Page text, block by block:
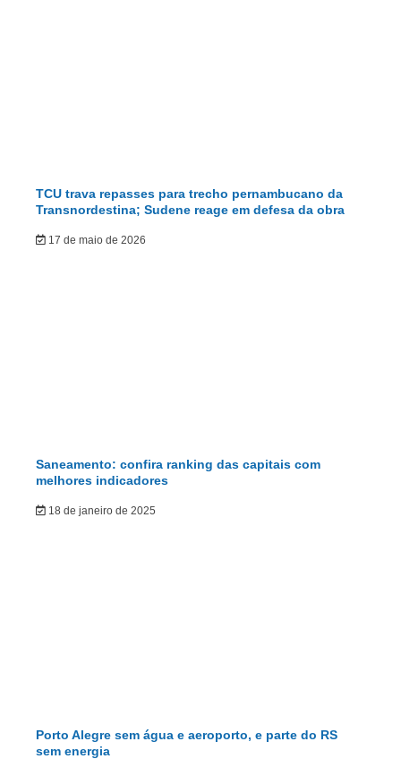
TCU trava repasses para trecho pernambucano da
Transnordestina; Sudene reage em defesa da obra
17 de maio de 2026
Saneamento: confira ranking das capitais com
melhores indicadores
18 de janeiro de 2025
Porto Alegre sem água e aeroporto, e parte do RS
sem energia